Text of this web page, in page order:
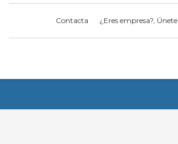
Contacta ¿Eres empresa?, Únete